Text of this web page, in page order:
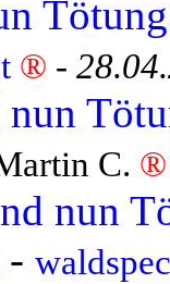
® -
nun
C. ®
nun
-